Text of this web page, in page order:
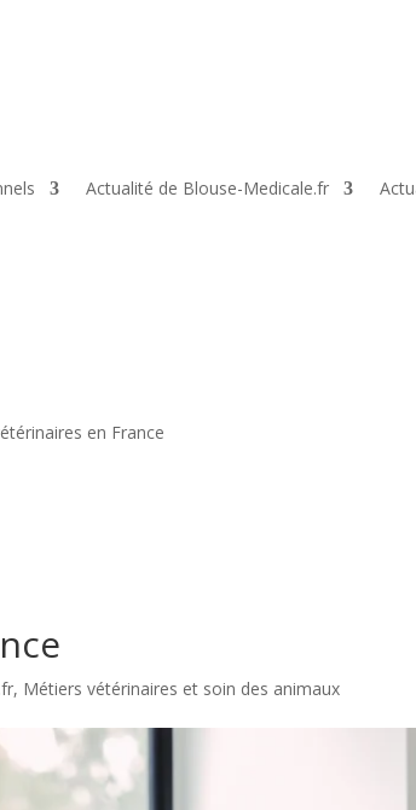
Actualité de Blouse-Medicale.fr
en France
, Métiers vétérinaires et soin des animaux